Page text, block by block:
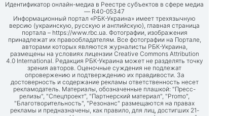
Идентификатор онлайн-медиа в Реестре субъектов в сфере медиа
— R40-05347
Информационный портал «РБК-Украина» имеет трехязычную
версию (украинскую, русскую и английскую), главная страница
портала – https://www.rbc.ua. Фотографии, изображения
принадлежат их правообладателям. Все фотографии на Портале,
авторами которых являются журналисты РБК-Украина,
размещены на условиях лицензии Creative Commons Attribution
4.0 International. Редакция РБК-Украина может не разделять точку
зрения авторов. Оценочные суждения не подлежат
опровержению и подтверждению их правдивости. За
достоверность и содержание рекламы ответственность несет
рекламодатель. Материалы, обозначенные плашкой: "Пресс-
релизы", "Спецпроект", "Партнерский материал", "Promo",
"Благотворительность", "Резонанс" размещаются на правах
рекламы и предназначены, как правило, для лиц, достигших 21-